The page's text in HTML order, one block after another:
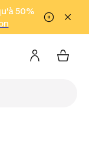
Aller au pied de
50%